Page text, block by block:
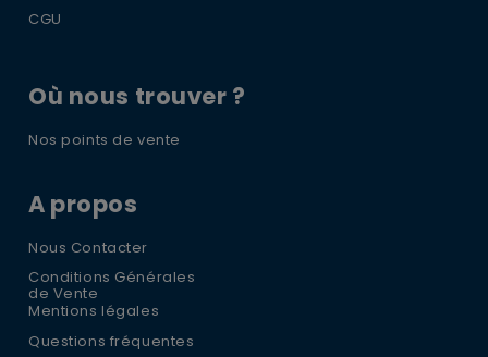
CGU
Où nous trouver ?
Nos points de vente
A propos
Nous Contacter
Conditions Générales
de Vente
Mentions légales
Questions fréquentes